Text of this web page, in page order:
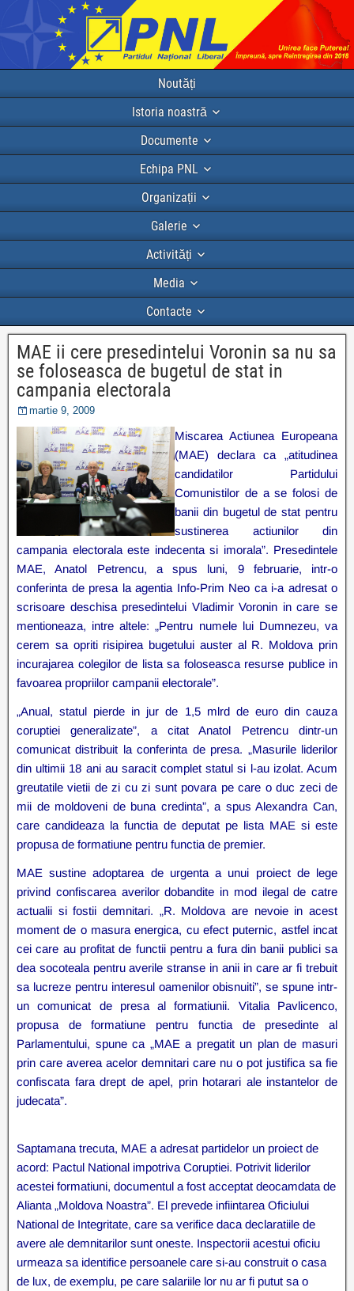
Noutăți
Istoria noastră
Documente
Echipa PNL
Organizații
Galerie
Activități
Media
Contacte
MAE ii cere presedintelui Voronin sa nu sa
se foloseasca de bugetul de stat in
campania electorala
martie 9, 2009
Miscarea Actiunea Europeana
(MAE) declara ca „atitudinea
candidatilor Partidului
Comunistilor de a se folosi de
banii din bugetul de stat pentru
sustinerea actiunilor din
campania electorala este indecenta si imorala”. Presedintele
MAE, Anatol Petrencu, a spus luni, 9 februarie, intr-o
conferinta de presa la agentia Info-Prim Neo ca i-a adresat o
scrisoare deschisa presedintelui Vladimir Voronin in care se
mentioneaza, intre altele: „Pentru numele lui Dumnezeu, va
cerem sa opriti risipirea bugetului auster al R. Moldova prin
incurajarea colegilor de lista sa foloseasca resurse publice in
favoarea propriilor campanii electorale”.
„Anual, statul pierde in jur de 1,5 mlrd de euro din cauza
coruptiei generalizate”, a citat Anatol Petrencu dintr-un
comunicat distribuit la conferinta de presa. „Masurile liderilor
din ultimii 18 ani au saracit complet statul si l-au izolat. Acum
greutatile vietii de zi cu zi sunt povara pe care o duc zeci de
mii de moldoveni de buna credinta”, a spus Alexandra Can,
care candideaza la functia de deputat pe lista MAE si este
propusa de formatiune pentru functia de premier.
MAE sustine adoptarea de urgenta a unui proiect de lege
privind confiscarea averilor dobandite in mod ilegal de catre
actualii si fostii demnitari. „R. Moldova are nevoie in acest
moment de o masura energica, cu efect puternic, astfel incat
cei care au profitat de functii pentru a fura din banii publici sa
dea socoteala pentru averile stranse in anii in care ar fi trebuit
sa lucreze pentru interesul oamenilor obisnuiti”, se spune intr-
un comunicat de presa al formatiunii. Vitalia Pavlicenco,
propusa de formatiune pentru functia de presedinte al
Parlamentului, spune ca „MAE a pregatit un plan de masuri
prin care averea acelor demnitari care nu o pot justifica sa fie
confiscata fara drept de apel, prin hotarari ale instantelor de
judecata”.
Saptamana trecuta, MAE a adresat partidelor un proiect de
acord: Pactul National impotriva Coruptiei. Potrivit liderilor
acestei formatiuni, documentul a fost acceptat deocamdata de
Alianta „Moldova Noastra”. El prevede infiintarea Oficiului
National de Integritate, care sa verifice daca declaratiile de
avere ale demnitarilor sunt oneste. Inspectorii acestui oficiu
urmeaza sa identifice persoanele care si-au construit o casa
de lux, de exemplu, pe care salariile lor nu ar fi putut sa o